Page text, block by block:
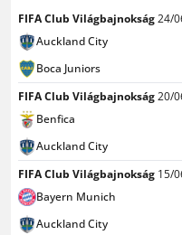
FIFA Club Világbajnokság24/
Boca Juniors
Auckland City
FIFA Club Világbajnokság20/
Benfica
Auckland City
FIFA Club Világbajnokság 15/
Bayern Munich
Auckland City